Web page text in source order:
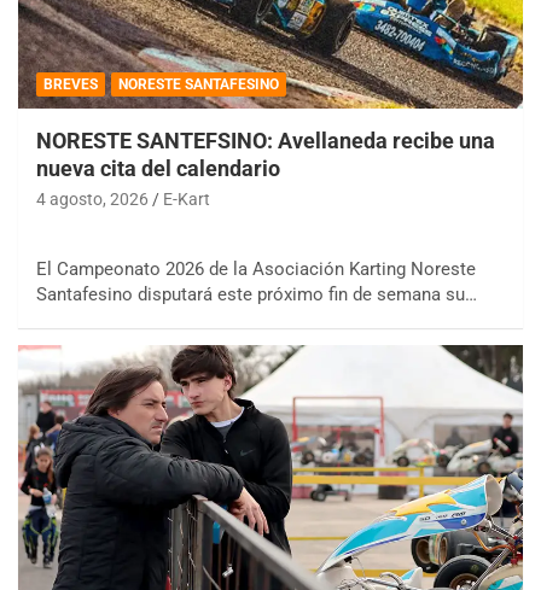
BREVES NORESTE SANTAFESINO
NORESTE SANTEFSINO: Avellaneda recibe una
nueva cita del calendario
4 agosto, 2026 E-Kart
El Campeonato 2026 de la Asociación Karting Noreste
Santafesino disputará este próximo fin de semana su…